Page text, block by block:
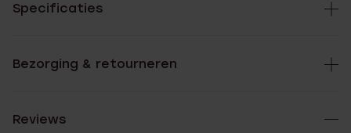
Specificaties
Bezorging & retourneren
Reviews